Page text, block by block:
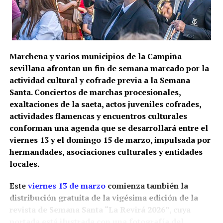
Marchena y varios municipios de la Campiña
sevillana afrontan un fin de semana marcado por la
actividad cultural y cofrade previa a la Semana
Santa. Conciertos de marchas procesionales,
exaltaciones de la saeta, actos juveniles cofrades,
actividades flamencas y encuentros culturales
conforman una agenda que se desarrollará entre el
viernes 13 y el domingo 15 de marzo, impulsada por
hermandades, asociaciones culturales y entidades
locales.
Esteviernes 13 de marzocomienza también la
distribución gratuita de la vigésima edición de la
revista de Semana Santa “La Revirá 2026”, cuya